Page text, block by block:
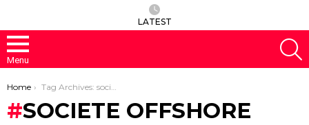
LATEST
Menu
You are here:
Home Tag Archives: societe offshore
SOCIETE OFFSHORE